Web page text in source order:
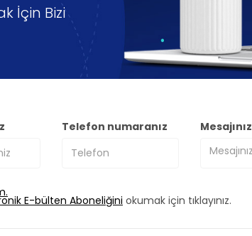
İçin Bizi
Telefon numaranız Mesajınız
E-bülten Aboneliğini okumak için tıklayınız.